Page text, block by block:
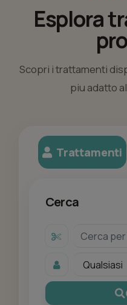
Esplora
Scopri i trattamenti
piu adatto
Trattamenti
Cerca